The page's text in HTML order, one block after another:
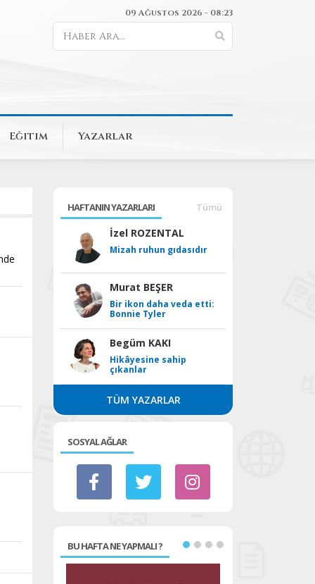
09 Ağustos 2026 - 08:23
Eğitim Yazarlar
HAFTANIN YAZARLARI Tümü
İzel ROZENTAL
Mizah ruhun gıdasıdır
Murat BEŞER
Bir ikon daha veda etti:
Bonnie Tyler
Begüm KAKI
Hikâyesine sahip
çıkanlar
TÜM YAZARLAR
SOSYAL AĞLAR
BU HAFTA NE YAPMALI ?